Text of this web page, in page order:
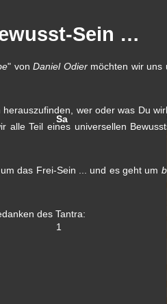
Sa
1
Sein …
" von Daniel Odiermöchten wir uns
wer oder was Du
Teil eines universellen
das Frei-Sein ... und es geht um
des Tantra: